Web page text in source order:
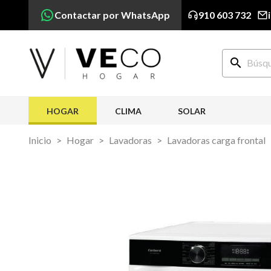
Contactar por WhatsApp 910 603 732
search
HOGAR CLIMA SOLAR
Inicio Hogar Lavadoras Lavadoras carga frontal